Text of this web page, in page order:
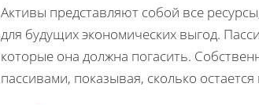
Активы представляют собой все
для будущих экономических выгод.
которые она должна погасить.
пассивами, показывая, сколько